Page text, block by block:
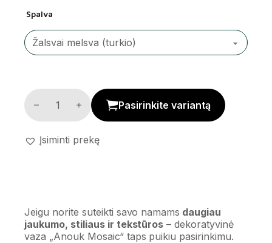
Spalva
Dekoratyvinė vaza 'Anouk Mosaic' kiekis
Pasirinkite variantą
Įsiminti prekę
Jeigu norite suteikti savo namams daugiau
jaukumo, stiliaus ir tekstūros – dekoratyvinė
vaza „Anouk Mosaic“ taps puikiu pasirinkimu.